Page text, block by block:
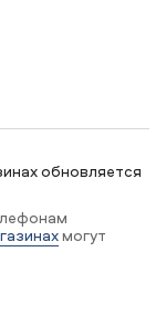
обновляется
могут